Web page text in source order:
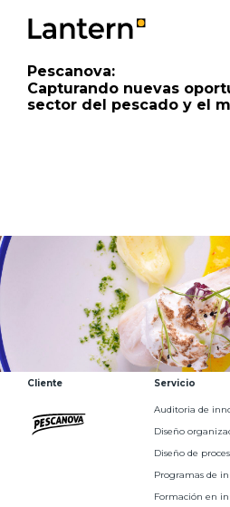
Pescanova:
Capturando nuevas
sector del pescado y el
Cliente Servicio
Auditoria de
Diseño
Diseño de
Programas de
Formación en